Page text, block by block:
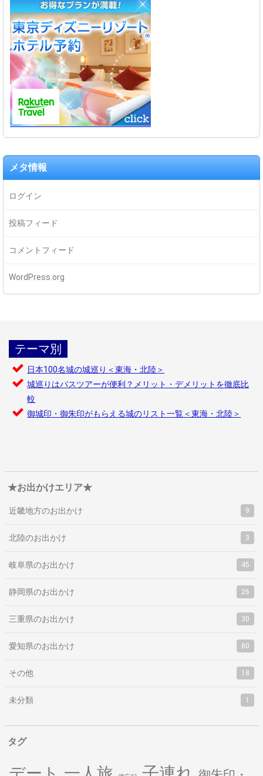
メタ情報
ログイン
投稿フィード
コメントフィード
WordPress.org
テーマ別
日本100名城の城巡り＜東海・北陸＞
城巡りはバスツアーが便利？メリット・デメリットを徹底比
較
御城印・御朱印がもらえる城のリスト一覧＜東海・北陸＞
★お出かけエリア★
近畿地方のお出かけ 9
北陸のお出かけ 3
岐阜県のお出かけ 45
静岡県のお出かけ 26
三重県のお出かけ 30
愛知県のお出かけ 80
その他 18
未分類 1
タグ